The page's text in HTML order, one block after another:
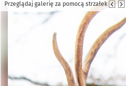
Przeglądaj galerię za pomocą strzałek